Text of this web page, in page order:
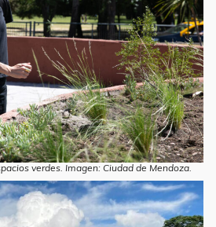
verdes. Imagen: Ciudad de Mendoza.